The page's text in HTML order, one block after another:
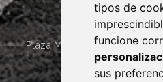
tipos de
funcione
sus
Plaza Mayor 4 22400
· (34) 974